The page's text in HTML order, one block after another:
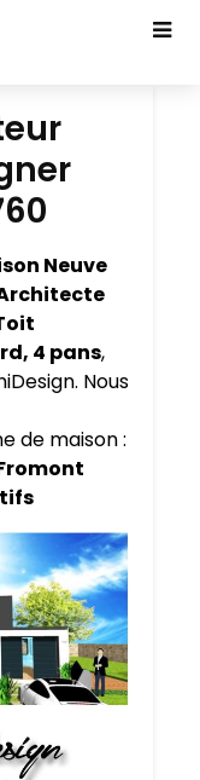
Neuve
4 pans,
Nous
de maison :